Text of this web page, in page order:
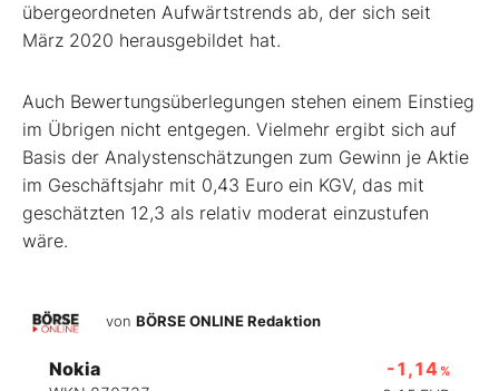
übergeordneten Aufwärtstrends ab, der sich seit
März 2020 herausgebildet hat.
Auch Bewertungsüberlegungen stehen einem Einstieg
im Übrigen nicht entgegen. Vielmehr ergibt sich auf
Basis der Analystenschätzungen zum Gewinn je Aktie
im Geschäftsjahr mit 0,43 Euro ein KGV, das mit
geschätzten 12,3 als relativ moderat einzustufen
wäre.
von BÖRSE ONLINE Redaktion
Nokia -1,14 %